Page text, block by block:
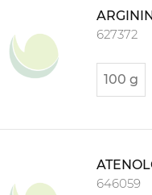
627372
100 g
646059